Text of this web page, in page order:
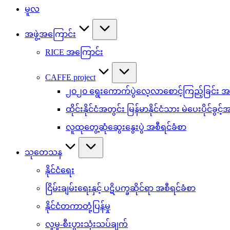
မူလ
အဖွဲ့အကြောင်း
RICE အကြောင်း
CAFFE project
၂၀၂၀ ရွေးကောက်ပွဲလေ့လာစောင့်ကြည့်ခြင်း
ထိုင်းနိုင်ငံအတွင်း မြန်မာနိုင်ငံသား မဲပေးပိုင်ခွင့်
လူထုတွေ့ဆုံဆွေးနွေးပွဲ အစီရင်ခံစာ
သုတေသန
နိုင်ငံရေး
ငြိမ်းချမ်းရေးနှင့် ပဋိပက္ခဆိုင်ရာ အစီရင်ခံစာ
နိုင်ငံတကာတုံ့ပြန်မှု
လူမှု-စီးပွားသုံးသပ်ချက်